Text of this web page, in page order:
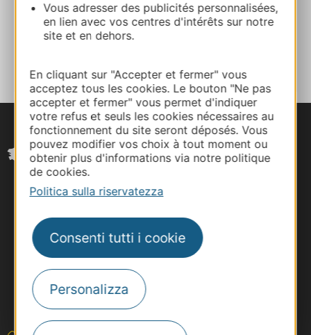
Vous adresser des publicités personnalisées,
en lien avec vos centres d'intérêts sur notre
site et en dehors.
En cliquant sur "Accepter et fermer" vous
acceptez tous les cookies. Le bouton "Ne pas
accepter et fermer" vous permet d'indiquer
votre refus et seuls les cookies nécessaires au
fonctionnement du site seront déposés. Vous
pouvez modifier vos choix à tout moment ou
obtenir plus d'informations via notre politique
de cookies.
Politica sulla riservatezza
Consenti tutti i cookie
Personalizza
AGGIUNGI
#VoyageOccitanie